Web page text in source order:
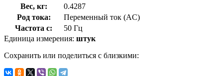
Вес, кг:
0.4287
Род тока:
Переменный ток (AC)
Частота с:
50 Гц
Единица измерения: штук
Сохранить или поделиться с близкими: